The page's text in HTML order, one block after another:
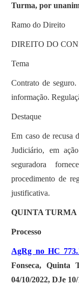
Turma, por
Ramo do Direito
DIREITO DO
Tema
Contrato de
informação.
Destaque
Em caso de recusa
Judiciário, em
seguradora
procedimento de
justificativa.
QUINTA TURMA
Processo
AgRg no HC
Fonseca, Quinta
04/10/2022, DJe